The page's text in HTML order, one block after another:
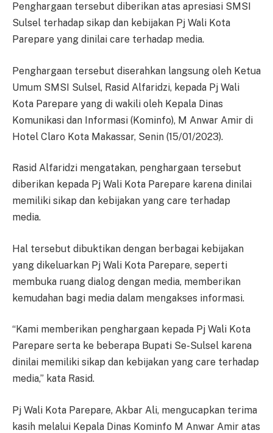
Penghargaan tersebut diberikan atas apresiasi SMSI
Sulsel terhadap sikap dan kebijakan Pj Wali Kota
Parepare yang dinilai care terhadap media.
Penghargaan tersebut diserahkan langsung oleh Ketua
Umum SMSI Sulsel, Rasid Alfaridzi, kepada Pj Wali
Kota Parepare yang di wakili oleh Kepala Dinas
Komunikasi dan Informasi (Kominfo), M Anwar Amir di
Hotel Claro Kota Makassar, Senin (15/01/2023).
Rasid Alfaridzi mengatakan, penghargaan tersebut
diberikan kepada Pj Wali Kota Parepare karena dinilai
memiliki sikap dan kebijakan yang care terhadap
media.
Hal tersebut dibuktikan dengan berbagai kebijakan
yang dikeluarkan Pj Wali Kota Parepare, seperti
membuka ruang dialog dengan media, memberikan
kemudahan bagi media dalam mengakses informasi.
“Kami memberikan penghargaan kepada Pj Wali Kota
Parepare serta ke beberapa Bupati Se-Sulsel karena
dinilai memiliki sikap dan kebijakan yang care terhadap
media,” kata Rasid.
Pj Wali Kota Parepare, Akbar Ali, mengucapkan terima
kasih melalui Kepala Dinas Kominfo M Anwar Amir atas